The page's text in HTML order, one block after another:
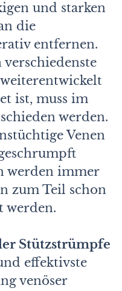
und starken
die
entfernen.
ist, muss im
werden.
Venen
werden immer
zum Teil schon
werden.
Stützstrümpfe
effektivste
venöser